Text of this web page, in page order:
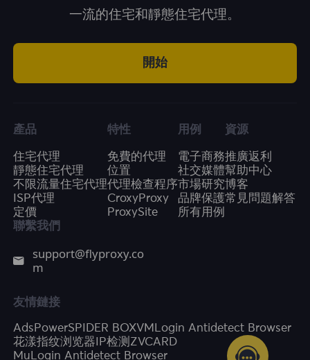
一流的住宅和靜態住宅代理。
開始
產品
住宅代理
靜態住宅代理
不限流量住宅代理
ISP代理
定價
特性
免費的代理
位置
代理檢查程序
CroxyProxy
ProxySite
用例
電子商務
社交媒體
市場研究
品牌保護
所有用例
資源
推廣返利
幫助中心
博客
常見問題解答
聯繫我們
support@flyproxy.co
m
友情鏈接
AdsPowerSPIDER BOXVMLogin Antidetect Browser
花漾指纹浏览器 IP检测 ZVCARD
MuLogin Antidetect Browser